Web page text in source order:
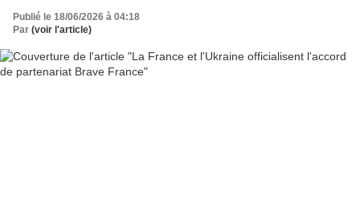
Publié le 18/06/2026 à 04:18
Par (voir l'article)